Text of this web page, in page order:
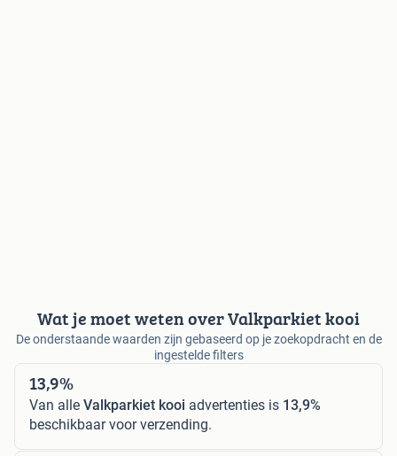
Wat je moet weten over Valkparkiet kooi
De onderstaande waarden zijn gebaseerd op je zoekopdracht en de
ingestelde filters
13,9%
Van alle Valkparkiet kooi advertenties is 13,9%
beschikbaar voor verzending.